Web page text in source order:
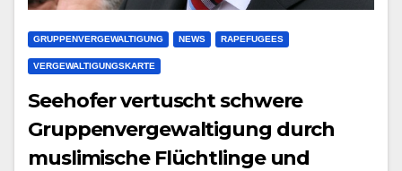
GRUPPENVERGEWALTIGUNG NEWS RAPEFUGEES
VERGEWALTIGUNGSKARTE
Seehofer vertuscht schwere
Gruppenvergewaltigung durch
muslimische Flüchtlinge und